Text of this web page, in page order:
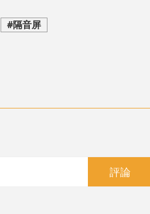
#隔音屏
評論